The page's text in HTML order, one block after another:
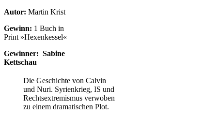
Autor: Martin Krist
Gewinn: 1 Buch in
Print »Hexenkessel«
Gewinner: Sabine
Kettschau
Die Geschichte von Calvin
und Nuri. Syrienkrieg, IS und
Rechtsextremismus verwoben
zu einem dramatischen Plot.